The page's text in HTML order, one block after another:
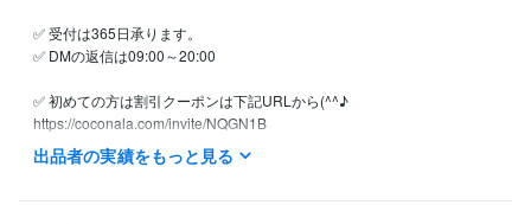
✅ 受付は365日承ります。
✅ DMの返信は09:00～20:00
✅ 初めての方は割引クーポンは下記URLから(^^♪
https://coconala.com/invite/NQGN1B
ご注文には順番にお返事差し上げております。
出品者の実績をもっと見る